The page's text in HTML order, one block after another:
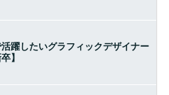
躍したいグラフィックデザイナー
】